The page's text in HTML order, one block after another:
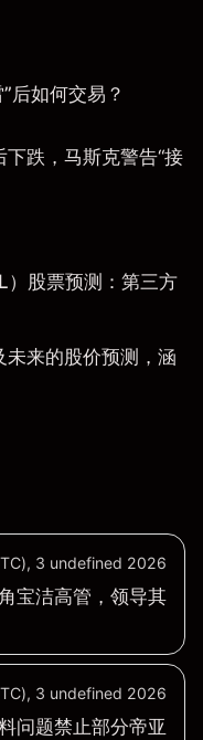
后如何交易？
跌，马斯克警告“接
）股票预测：第三方
来的股价预测，涵
3 undefined 2026
宝洁高管，领导其
3 undefined 2026
问题禁止部分帝亚